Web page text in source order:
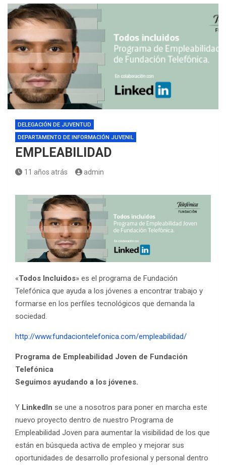
DELEGACIÓN DE JUVENTUD
DEPARTAMENTO DE INFORMACIÓN JUVENIL
EMPLEABILIDAD
11 años atrás admin
«Todos Incluidos» es el programa de Fundación
Telefónica que ayuda a los jóvenes a encontrar trabajo y
formarse en los perfiles tecnológicos que demanda la
sociedad.
http://www.fundaciontelefonica.com/empleabilidad/
Programa de Empleabilidad Joven de Fundación
Telefónica
Seguimos ayudando a los jóvenes.
Y LinkedIn se une a nosotros para poner en marcha este
nuevo proyecto dentro de nuestro Programa de
Empleabilidad Joven para aumentar la visibilidad de los que
están en búsqueda activa de empleo y mejorar sus
oportunidades de desarrollo profesional y personal dentro